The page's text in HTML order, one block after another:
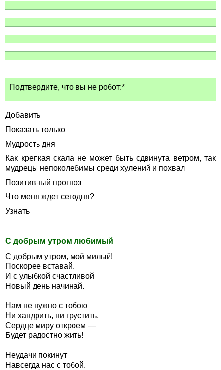
Подтвердите, что вы не робот:*
Добавить
Показать только
Мудрость дня
Как крепкая скала не может быть сдвинута ветром, так
мудрецы непоколебимы среди хулений и похвал
Позитивный прогноз
Что меня ждет сегодня?
Узнать
C добрым утром любимый
С добрым утром, мой милый!
Поскорее вставай.
И с улыбкой счастливой
Новый день начинай.
Нам не нужно с тобою
Ни хандрить, ни грустить,
Сердце миру откроем —
Будет радостно жить!
Неудачи покинут
Навсегда нас с тобой.